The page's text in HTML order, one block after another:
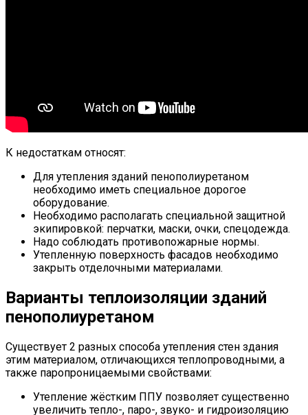
К недостаткам относят:
Для утепления зданий пенополиуретаном
необходимо иметь специальное дорогое
оборудование.
Необходимо располагать специальной защитной
экипировкой: перчатки, маски, очки, спецодежда.
Надо соблюдать противопожарные нормы.
Утепленную поверхность фасадов необходимо
закрыть отделочными материалами.
Варианты теплоизоляции зданий
пенополиуретаном
Существует 2 разных способа утепления стен здания
этим материалом, отличающихся теплопроводными, а
также паропроницаемыми свойствами:
Утепление жёстким ППУ позволяет существенно
увеличить тепло-, паро-, звуко- и гидроизоляцию